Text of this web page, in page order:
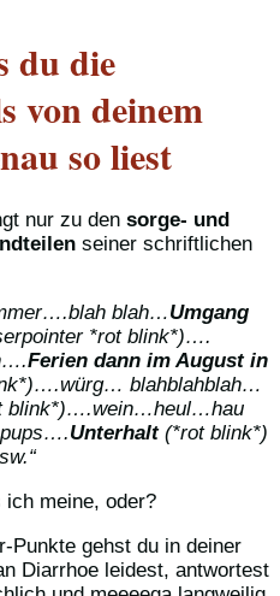
du die
von deinem
so liest
nur zu den sorge- und
seiner schriftlichen
blah…Umgang
*rot blink*)….
Ferien dann im August in
blahblahblah…
blink*)….wein…heul…hau
Unterhalt(*rot blink*)
ich meine, oder?
Punkte gehst du in deiner
Diarrhoe leidest, antwortest